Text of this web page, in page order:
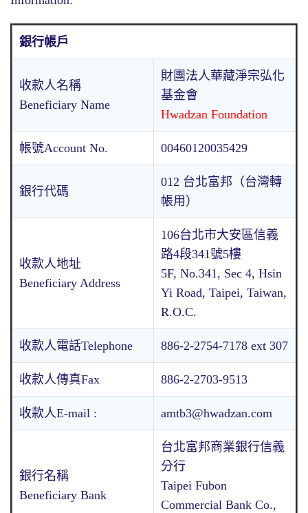
銀行帳戶
收款人名稱
Beneficiary Name
財團法人華藏淨宗弘化
基金會
Hwadzan Foundation
帳號Account No. 00460120035429
銀行代碼
012 台北富邦（台灣轉
帳用）
收款人地址
Beneficiary Address
106台北市大安區信義
路4段341號5樓
5F, No.341, Sec 4, Hsin
Yi Road, Taipei, Taiwan,
R.O.C.
收款人電話Telephone 886-2-2754-7178 ext 307
收款人傳真Fax 886-2-2703-9513
收款人E-mail : amtb3@hwadzan.com
銀行名稱
Beneficiary Bank
台北富邦商業銀行信義
分行
Taipei Fubon
Commercial Bank Co.,